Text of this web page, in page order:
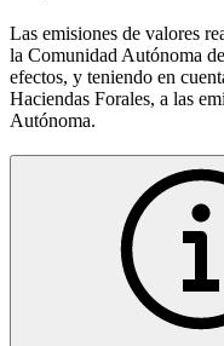
Las emisiones de valores
la Comunidad Autónoma
efectos, y teniendo en
Haciendas Forales, a las
Autónoma.